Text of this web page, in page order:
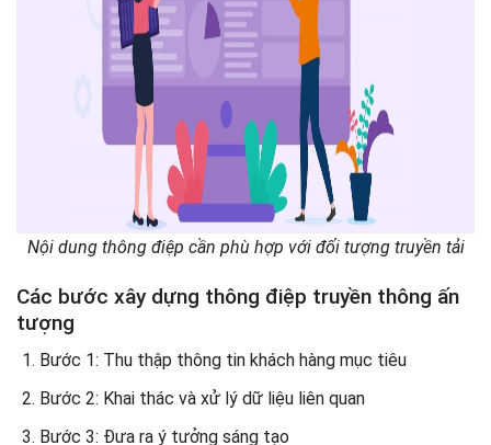
Nội dung thông điệp cần phù hợp với đối tượng truyền tải
Các bước xây dựng thông điệp truyền thông ấn
tượng
Bước 1: Thu thập thông tin khách hàng mục tiêu
Bước 2: Khai thác và xử lý dữ liệu liên quan
Bước 3: Đưa ra ý tưởng sáng tạo